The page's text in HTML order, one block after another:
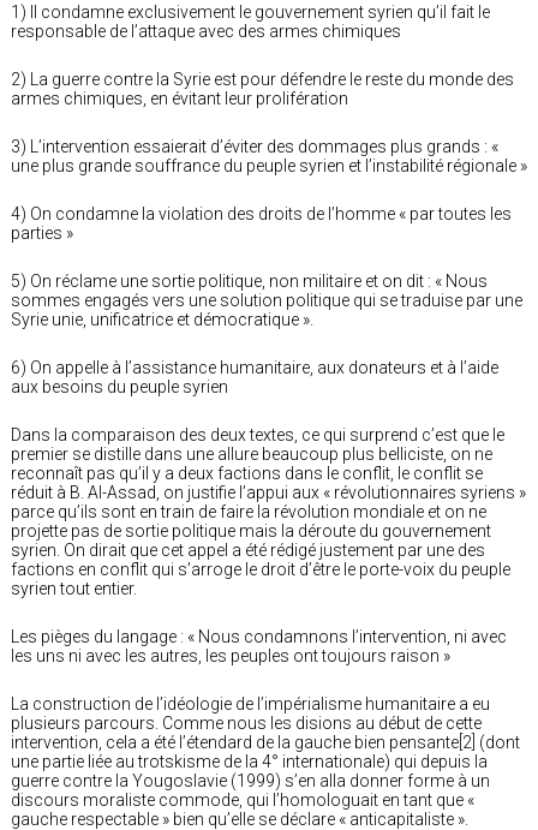
1) Il condamne exclusivement le gouvernement syrien qu’il fait le
responsable de l’attaque avec des armes chimiques
2) La guerre contre la Syrie est pour défendre le reste du monde des
armes chimiques, en évitant leur prolifération
3) L’intervention essaierait d’éviter des dommages plus grands : «
une plus grande souffrance du peuple syrien et l’instabilité régionale »
4) On condamne la violation des droits de l’homme « par toutes les
parties »
5) On réclame une sortie politique, non militaire et on dit : « Nous
sommes engagés vers une solution politique qui se traduise par une
Syrie unie, unificatrice et démocratique ».
6) On appelle à l’assistance humanitaire, aux donateurs et à l’aide
aux besoins du peuple syrien
Dans la comparaison des deux textes, ce qui surprend c’est que le
premier se distille dans une allure beaucoup plus belliciste, on ne
reconnaît pas qu’il y a deux factions dans le conflit, le conflit se
réduit à B. Al-Assad, on justifie l’appui aux « révolutionnaires syriens »
parce qu’ils sont en train de faire la révolution mondiale et on ne
projette pas de sortie politique mais la déroute du gouvernement
syrien. On dirait que cet appel a été rédigé justement par une des
factions en conflit qui s’arroge le droit d’être le porte-voix du peuple
syrien tout entier.
Les pièges du langage : « Nous condamnons l’intervention, ni avec
les uns ni avec les autres, les peuples ont toujours raison »
La construction de l’idéologie de l’impérialisme humanitaire a eu
plusieurs parcours. Comme nous les disions au début de cette
intervention, cela a été l’étendard de la gauche bien pensante[2] (dont
une partie liée au trotskisme de la 4° internationale) qui depuis la
guerre contre la Yougoslavie (1999) s’en alla donner forme à un
discours moraliste commode, qui l’homologuait en tant que «
gauche respectable » bien qu’elle se déclare « anticapitaliste ».